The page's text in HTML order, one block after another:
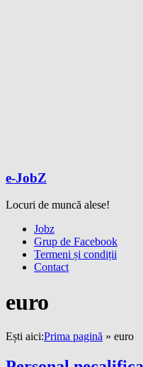
e-JobZ
Locuri de muncă alese!
Meniu Jobz
Grup de Facebook
Termeni și condiții
Contact
euro
Ești aici:Prima pagină » euro